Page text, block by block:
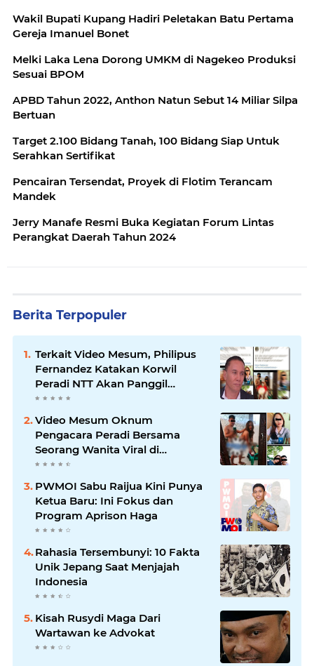
Wakil Bupati Kupang Hadiri Peletakan Batu Pertama
Gereja Imanuel Bonet
Melki Laka Lena Dorong UMKM di Nagekeo Produksi
Sesuai BPOM
APBD Tahun 2022, Anthon Natun Sebut 14 Miliar Silpa
Bertuan
Target 2.100 Bidang Tanah, 100 Bidang Siap Untuk
Serahkan Sertifikat
Pencairan Tersendat, Proyek di Flotim Terancam
Mandek
Jerry Manafe Resmi Buka Kegiatan Forum Lintas
Perangkat Daerah Tahun 2024
Berita Terpopuler
Terkait Video Mesum, Philipus
Fernandez Katakan Korwil
Peradi NTT Akan Panggil
Oknum Advokat
Video Mesum Oknum
Pengacara Peradi Bersama
Seorang Wanita Viral di
Facebook
PWMOI Sabu Raijua Kini Punya
Ketua Baru: Ini Fokus dan
Program Aprison Haga
Rahasia Tersembunyi: 10 Fakta
Unik Jepang Saat Menjajah
Indonesia
Kisah Rusydi Maga Dari
Wartawan ke Advokat